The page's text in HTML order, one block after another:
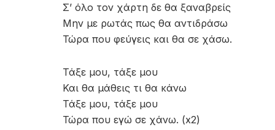
Σ’ όλο τον χάρτη δε θα ξαναβρείς
Μην με ρωτάς πως θα αντιδράσω
Τώρα που φεύγεις και θα σε χάσω.
Τάξε μου, τάξε μου
Και θα μάθεις τι θα κάνω
Τάξε μου, τάξε μου
Τώρα που εγώ σε χάνω. (x2)